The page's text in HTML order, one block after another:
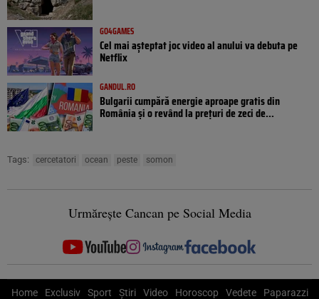
GO4GAMES
Cel mai așteptat joc video al anului va debuta pe
Netflix
GANDUL.RO
Bulgarii cumpără energie aproape gratis din
România și o revând la prețuri de zeci de...
Tags: cercetatori ocean peste somon
Urmărește Cancan pe Social Media
Home Exclusiv Sport Știri Video Horoscop Vedete Paparazzi